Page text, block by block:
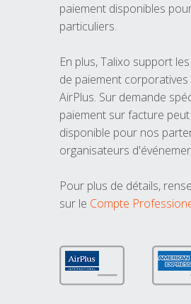
paiement disponibles
particuliers.
En plus, Talixo support
de paiement corporatives
AirPlus. Sur demande
paiement sur facture
disponible pour nos
organisateurs
Pour plus de détails,
sur le Compte